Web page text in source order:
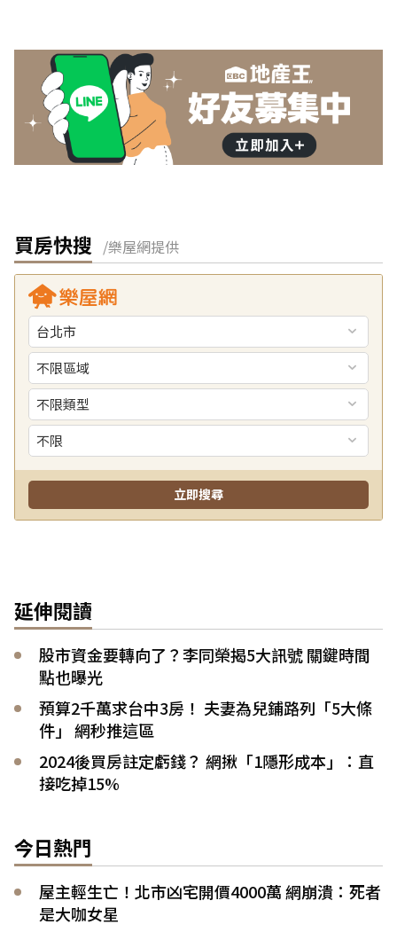
買房快搜 /樂屋網提供
延伸閱讀
股市資金要轉向了？李同榮揭5大訊號 關鍵時間
點也曝光
預算2千萬求台中3房！ 夫妻為兒鋪路列「5大條
件」 網秒推這區
2024後買房註定虧錢？ 網揪「1隱形成本」：直
接吃掉15%
今日熱門
屋主輕生亡！北市凶宅開價4000萬 網崩潰：死者
是大咖女星